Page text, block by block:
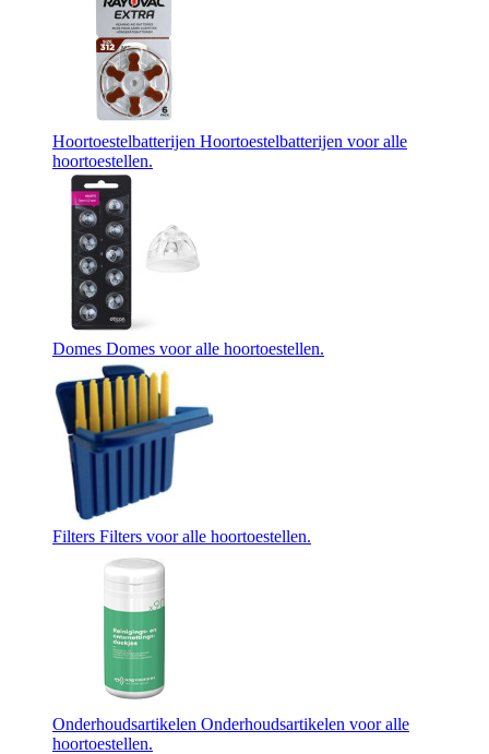
Hoortoestelbatterijen Hoortoestelbatterijen voor alle
hoortoestellen.
Domes Domes voor alle hoortoestellen.
Filters Filters voor alle hoortoestellen.
Onderhoudsartikelen Onderhoudsartikelen voor alle
hoortoestellen.